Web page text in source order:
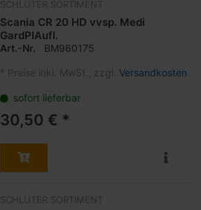
SCHLÜTER SORTIMENT
Scania CR 20 HD vvsp. Medi
GardPlAufl.
Art.-Nr. BM960175
* Preise inkl. MwSt., zzgl. Versandkosten
sofort lieferbar
30,50 € *
SCHLÜTER SORTIMENT